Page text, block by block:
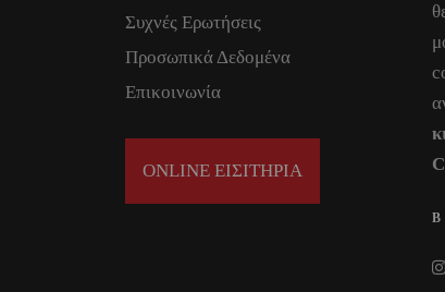
Συχνές Ερωτήσεις
Προσωπικά Δεδομένα
Επικοινωνία
ONLINE ΕΙΣΙΤΗΡΙΑ